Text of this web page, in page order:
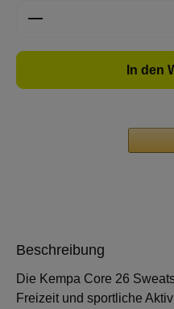
Produkt Anzahl:
In den
Beschreibung
Die Kempa Core 26
Freizeit und sportliche